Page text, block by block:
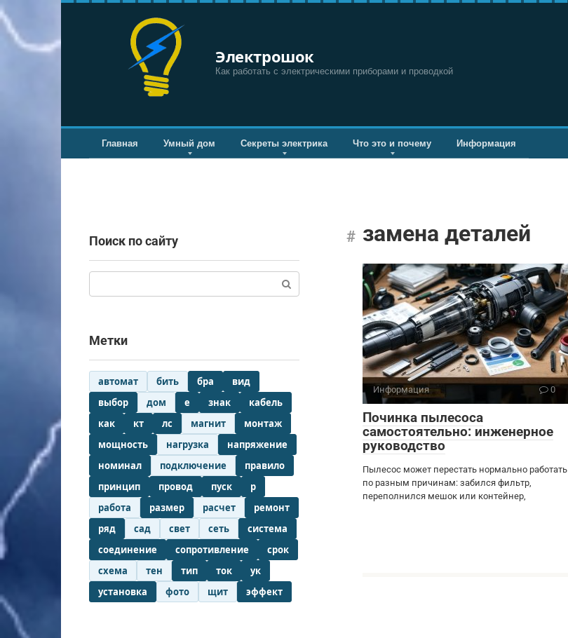
Перейти
к
контенту
Электрошок
Как работать с электрическими приборами и проводкой
Главная Умный дом Секреты электрика Что это и почему Информация
замена деталей
Информация 0
Починка пылесоса
самостоятельно: инженерное
руководство
Пылесос может перестать нормально работать
по разным причинам: забился фильтр,
переполнился мешок или контейнер,
Поиск по сайту
Метки
автомат бить бра
вид
выбор
дом е знак
кабель
как
кт лс магнит
монтаж
мощность
нагрузка
напряжение
номинал
подключение
правило
принцип
провод пуск
р
работа
размер расчет
ремонт
ряд
сад свет сеть
система
соединение
сопротивление
срок
схема
тен тип ток
ук
установка
фото щит эффект